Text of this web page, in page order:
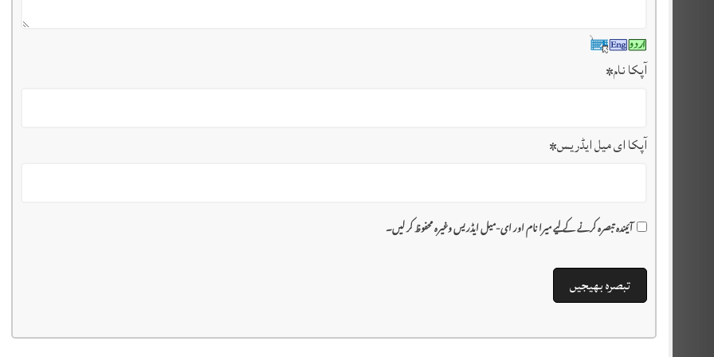
آپکا نام*
آپکا ای میل ایڈریس*
آئیندہ تبصرہ کرنے کے لیے میرا نام اور ای-میل ایڈریس وغیرہ محفوظ کر لیں۔